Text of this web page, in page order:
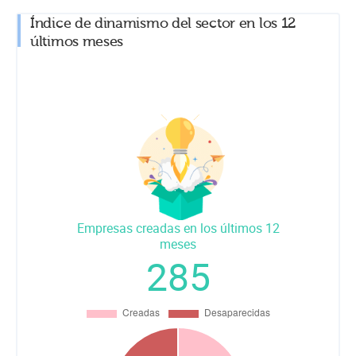
Índice de dinamismo del sector en los 12
últimos meses
Empresas creadas en los últimos 12
meses
285